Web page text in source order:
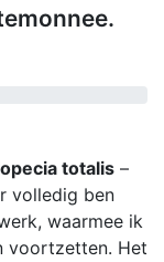
totalis –
volledig ben
waarmee ik
voortzetten. Het